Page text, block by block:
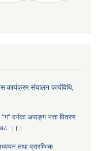
कार्यक्रम संचालन कार्यविधि,
वर्गका अपाङ्ग भत्ता वितरण
।।।
तथा प्रारम्भिक